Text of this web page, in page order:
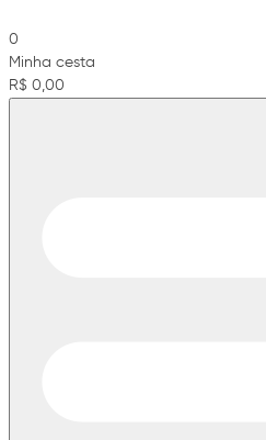
0
Minha cesta
R$ 0,00